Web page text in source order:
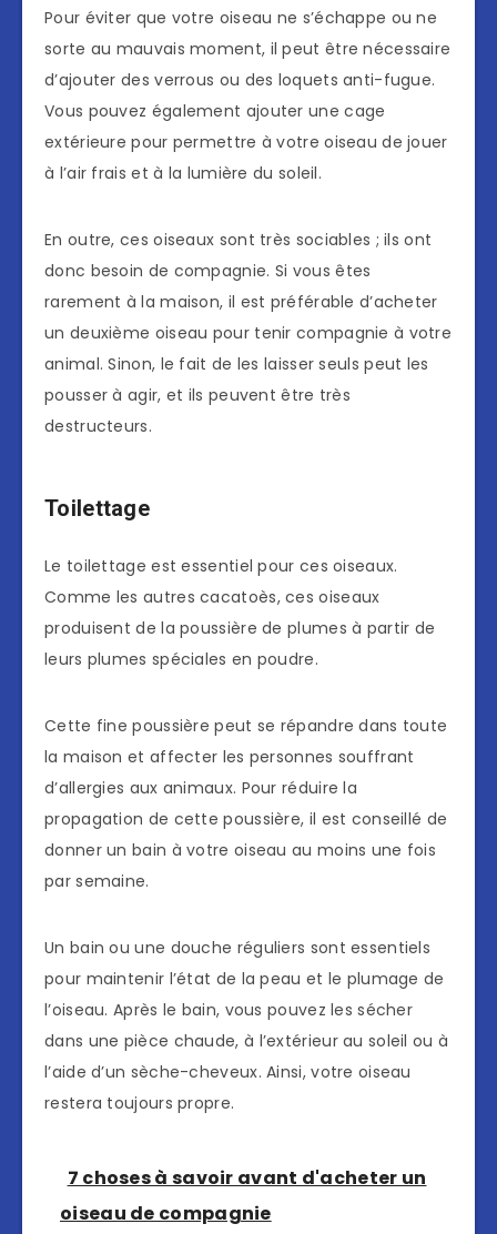
Pour éviter que votre oiseau ne s’échappe ou ne
sorte au mauvais moment, il peut être nécessaire
d’ajouter des verrous ou des loquets anti-fugue.
Vous pouvez également ajouter une cage
extérieure pour permettre à votre oiseau de jouer
à l’air frais et à la lumière du soleil.
En outre, ces oiseaux sont très sociables ; ils ont
donc besoin de compagnie. Si vous êtes
rarement à la maison, il est préférable d’acheter
un deuxième oiseau pour tenir compagnie à votre
animal. Sinon, le fait de les laisser seuls peut les
pousser à agir, et ils peuvent être très
destructeurs.
Toilettage
Le toilettage est essentiel pour ces oiseaux.
Comme les autres cacatoès, ces oiseaux
produisent de la poussière de plumes à partir de
leurs plumes spéciales en poudre.
Cette fine poussière peut se répandre dans toute
la maison et affecter les personnes souffrant
d’allergies aux animaux. Pour réduire la
propagation de cette poussière, il est conseillé de
donner un bain à votre oiseau au moins une fois
par semaine.
Un bain ou une douche réguliers sont essentiels
pour maintenir l’état de la peau et le plumage de
l’oiseau. Après le bain, vous pouvez les sécher
dans une pièce chaude, à l’extérieur au soleil ou à
l’aide d’un sèche-cheveux. Ainsi, votre oiseau
restera toujours propre.
7 choses à savoir avant d'acheter un
oiseau de compagnie